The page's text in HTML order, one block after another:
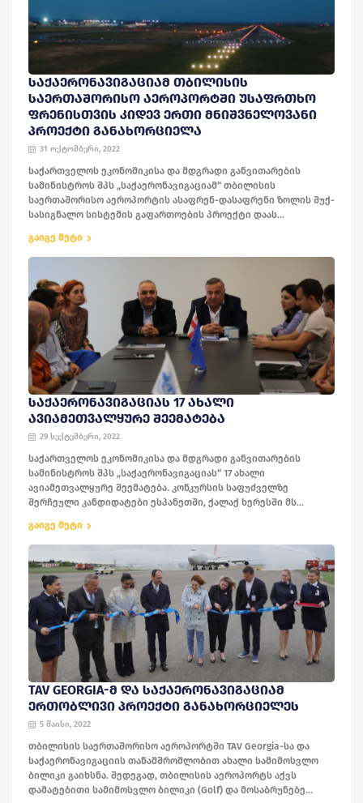
ᲡᲐᲥᲐᲔᲠᲝᲜᲐᲕᲘᲒᲐᲪᲘᲐᲛ ᲗᲑᲘᲚᲘᲡᲘᲡ
ᲡᲐᲔᲠᲗᲐᲨᲝᲠᲘᲡᲝ ᲐᲔᲠᲝᲞᲝᲠᲢᲨᲘ ᲣᲡᲐᲤᲠᲗᲮᲝ
ᲤᲠᲔᲜᲘᲡᲗᲕᲘᲡ ᲙᲘᲓᲔᲕ ᲔᲠᲗᲘ ᲛᲜᲘᲨᲕᲜᲔᲚᲝᲕᲐᲜᲘ
ᲞᲠᲝᲔᲥᲢᲘ ᲒᲐᲜᲐᲮᲝᲠᲪᲘᲔᲚᲐ
31 ოქტომბერი, 2022
საქართველოს ეკონომიკისა და მდგრადი განვითარების
სამინისტროს შპს „საქაერონავიგაციამ“ თბილისის
საერთაშორისო აეროპორტის ასაფრენ-დასაფრენი ზოლის შუქ-
სასიგნალო სისტემის გაფართოების პროექტი დაას...
გაიგე მეტი
ᲡᲐᲥᲐᲔᲠᲝᲜᲐᲕᲘᲒᲐᲪᲘᲐᲡ 17 ᲐᲮᲐᲚᲘ
ᲐᲕᲘᲐᲛᲔᲗᲕᲐᲚᲧᲣᲠᲔ ᲨᲔᲔᲛᲐᲢᲔᲑᲐ
29 სექტემბერი, 2022
საქართველოს ეკონომიკისა და მდგრადი განვითარების
სამინისტროს შპს „საქაერონავიგაციას“ 17 ახალი
ავიამეთვალყურე შეემატება. კონკურსის საფუძველზე
შერჩეული კანდიდატები ესპანეთში, ქალაქ ხერესში მს...
გაიგე მეტი
TAV GEORGIA-Მ ᲓᲐ ᲡᲐᲥᲐᲔᲠᲝᲜᲐᲕᲘᲒᲐᲪᲘᲐᲛ
ᲔᲠᲗᲝᲑᲚᲘᲕᲘ ᲞᲠᲝᲔᲥᲢᲘ ᲒᲐᲜᲐᲮᲝᲠᲪᲘᲔᲚᲔᲡ
5 მაისი, 2022
თბილისის საერთაშორისო აეროპორტში TAV Georgia-სა და
საქაერონავიგაციის თანამშრომლობით ახალი სამიმოსვლო
ბილიკი გაიხსნა. შედეგად, თბილისის აეროპორტს აქვს
დამატებითი სამიმოსვლო ბილიკი (Golf) და მოსაბრუნებე...